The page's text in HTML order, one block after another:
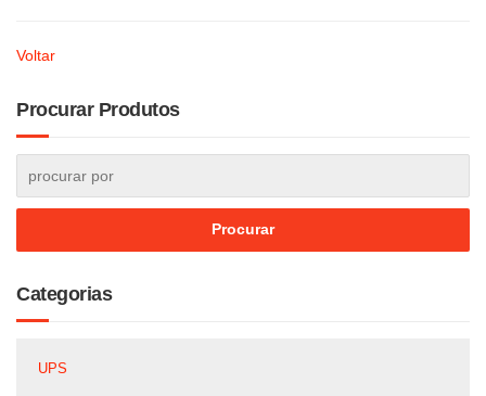
Voltar
Procurar Produtos
Categorias
UPS